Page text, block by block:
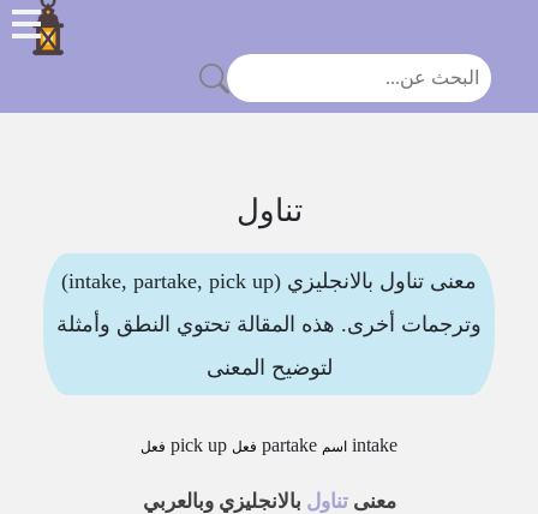
تناول
معنى تناول بالانجليزي (intake, partake, pick up)
وترجمات أخرى. هذه المقالة تحتوي النطق وأمثلة
لتوضيح المعنى
intake اسم partake فعل pick up فعل
معنىتناول بالانجليزي وبالعربي